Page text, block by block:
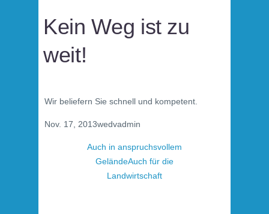
Kein Weg ist zu
weit!
Wir beliefern Sie schnell und kompetent.
Nov. 17, 2013wedvadmin
Auch in anspruchsvollem
GeländeAuch für die
Landwirtschaft